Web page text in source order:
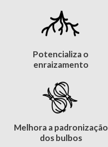
Potencializa o
enraizamento
Melhora a padronização
dos bulbos